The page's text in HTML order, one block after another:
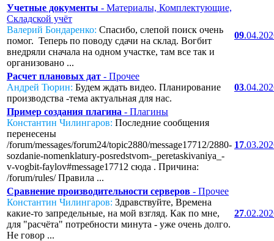
Учетные документы - Материалы, Комплектующие,
Складской учёт
Валерий Бондаренко: Спасибо, слепой поиск очень
помог. Теперь по поводу сдачи на склад. Вогбит
внедряли сначала на одном участке, там все так и
организовано ...
09
Расчет плановых дат - Прочее
Андрей Тюрин: Будем ждать видео. Планирование
производства -тема актуальная для нас.
03
Пример создания плагина - Плагины
Константин Чилингаров: Последние сообщения
перенесены
/forum/messages/forum24/topic2880/message17712/2880-
sozdanie-nomenklatury-posredstvom-_peretaskivaniya_-
v-vogbit-faylov#message17712 сюда . Причина:
/forum/rules/ Правила ...
17
Сравнение производительности серверов - Прочее
Константин Чилингаров: Здравствуйте, Времена
какие-то запредельные, на мой взгляд. Как по мне,
для "расчёта" потребности минута - уже очень долго.
Не говор ...
27